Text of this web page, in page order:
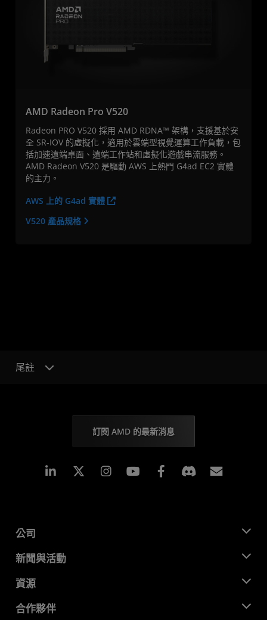
AMD Radeon Pro V520
Radeon PRO V520 採用 AMD RDNA™ 架構，支援基於安
全 SR-IOV 的虛擬化，適用於雲端型視覺運算工作負載，包
括加速遠端桌面、遠端工作站和虛擬化遊戲串流服務。
AMD Radeon V520 是驅動 AWS 上熱門 G4ad EC2 實體
的主力。
AWS 上的 G4ad 實體
V520 產品規格
尾註
訂閱 AMD 的最新消息
Linkedin Instagram Facebook
公司
關於 AMD
企業責任
招聘
聯絡我們
新聞與活動
新聞室
媒體庫
資源
開發者中心
合作夥伴